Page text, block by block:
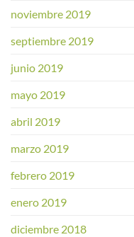
noviembre 2019
septiembre 2019
junio 2019
mayo 2019
abril 2019
marzo 2019
febrero 2019
enero 2019
diciembre 2018